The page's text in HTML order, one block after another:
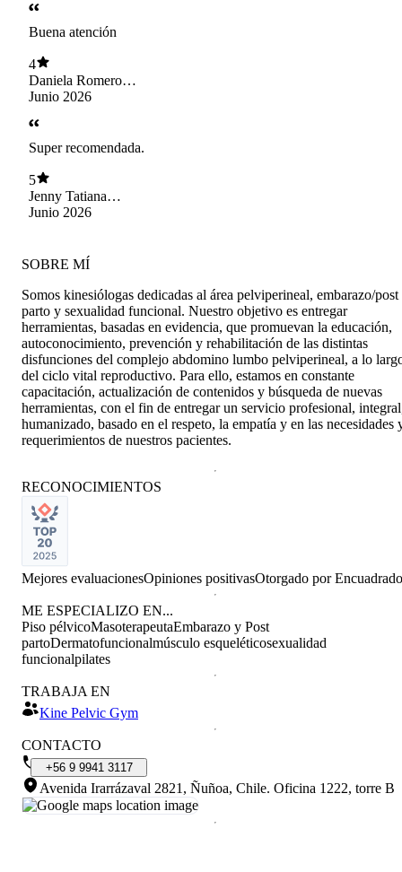
Buena atención
4
Daniela Romero
Flores
Junio 2026
Super recomendada.
5
Jenny Tatiana
Betancur González
Junio 2026
SOBRE MÍ
Somos kinesiólogas dedicadas al área pelviperineal, embarazo/post
parto y sexualidad funcional. Nuestro objetivo es entregar
herramientas, basadas en evidencia, que promuevan la educación,
autoconocimiento, prevención y rehabilitación de las distintas
disfunciones del complejo abdomino lumbo pelviperineal, a lo
del ciclo vital reproductivo. Para ello, estamos en constante
capacitación, actualización de contenidos y búsqueda de nuevas
herramientas, con el fin de entregar un servicio profesional,
humanizado, basado en el respeto, la empatía y en las necesidades
requerimientos de nuestros pacientes.
RECONOCIMIENTOS
Mejores evaluacionesOpiniones positivasOtorgado porEncuadrado
ME ESPECIALIZO EN...
Piso pélvicoMasoterapeutaEmbarazo y Post
partoDermatofuncionalmúsculo esqueléticosexualidad
funcionalpilates
TRABAJA EN
Kine Pelvic Gym
CONTACTO
+56 9 9941 3117
Avenida Irarrázaval 2821, Ñuñoa, Chile. Oficina 1222, torre B